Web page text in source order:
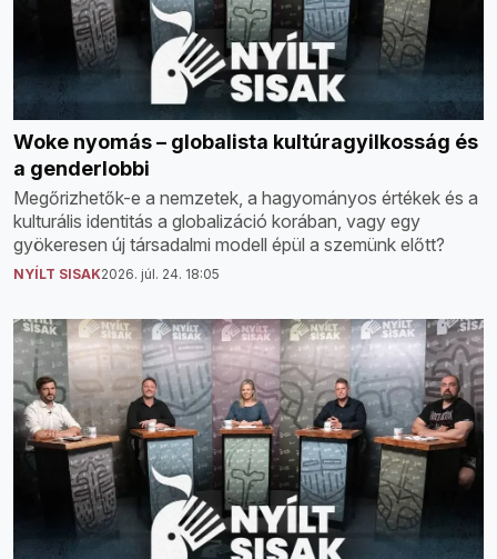
Woke nyomás – globalista kultúragyilkosság és
a genderlobbi
Megőrizhetők-e a nemzetek, a hagyományos értékek és a
kulturális identitás a globalizáció korában, vagy egy
gyökeresen új társadalmi modell épül a szemünk előtt?
NYÍLT SISAK2026. júl. 24. 18:05